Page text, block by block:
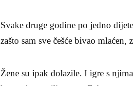
Svake druge godine po jedno
zašto sam sve češće bivao
Žene su ipak dolazile. I igre s